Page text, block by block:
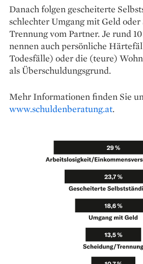
Danach folgen gescheiterte
schlechter Umgang mit Geld oder
Trennung vom Partner. Je rund
nennen auch persönliche
Todesfälle) oder die (teure)
als Überschuldungsgrund.
Mehr Informationen finden Sie
www.schuldenberatung.at.